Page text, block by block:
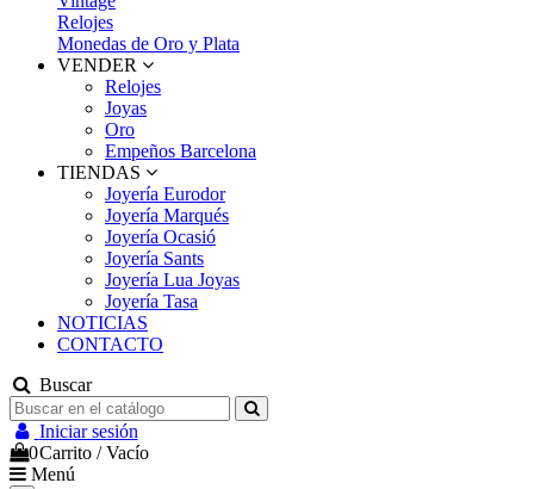
Relojes
Monedas de Oro y Plata
VENDER
Relojes
Joyas
Oro
Empeños Barcelona
TIENDAS
Joyería Eurodor
Joyería Marqués
Joyería Ocasió
Joyería Sants
Joyería Lua Joyas
Joyería Tasa
NOTICIAS
CONTACTO
Buscar
Iniciar sesión
0Carrito /Vacío
Menú